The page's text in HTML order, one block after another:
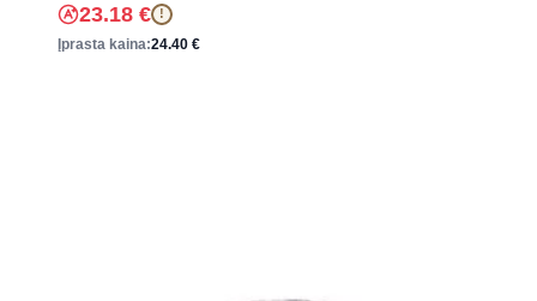
23.18 € !
Įprasta kaina:24.40 €